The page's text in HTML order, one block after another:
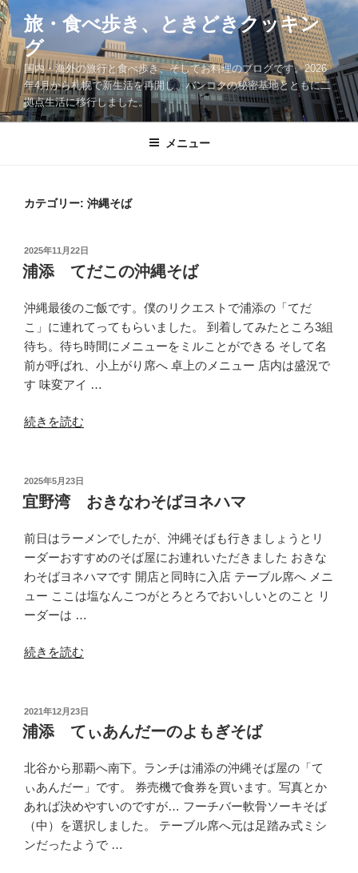
コ
ン
テ
ン
ツ
へ
ス
旅・食べ歩き、ときどきクッキン
グ
国内・海外の旅行と食べ歩き、そしてお料理のブログです。2026
年4月から札幌で新生活を再開し、バンコクの秘密基地とともに二
拠点生活に移行しました。
メニュー
カテゴリー: 沖縄そば
投
稿
日:
2025年11月22日
浦添 てだこの沖縄そば
沖縄最後のご飯です。僕のリクエストで浦添の「てだ
こ」に連れてってもらいました。 到着してみたところ3組
待ち。待ち時間にメニューをミルことができる そして名
前が呼ばれ、小上がり席へ 卓上のメニュー 店内は盛況で
す 味変アイ …
“浦
だ
こ
沖
縄
そ
ば”
の
続きを読む
投
稿
日:
2025年5月23日
宜野湾 おきなわそばヨネハマ
前日はラーメンでしたが、沖縄そばも行きましょうとリ
ーダーおすすめのそば屋にお連れいただきました おきな
わそばヨネハマです 開店と同時に入店 テーブル席へ メニ
ュー ここは塩なんこつがとろとろでおいしいとのこと リ
ーダーは …
“宜
お
き
わ
そ
ば
ヨ
ネ
続きを読む
投
稿
日:
2021年12月23日
浦添 てぃあんだーのよもぎそば
北谷から那覇へ南下。ランチは浦添の沖縄そば屋の「て
ぃあんだー」です。 券売機で食券を買います。写真とか
あれば決めやすいのですが… フーチバー軟骨ソーキそば
（中）を選択しました。 テーブル席へ元は足踏み式ミシ
ンだったようで …